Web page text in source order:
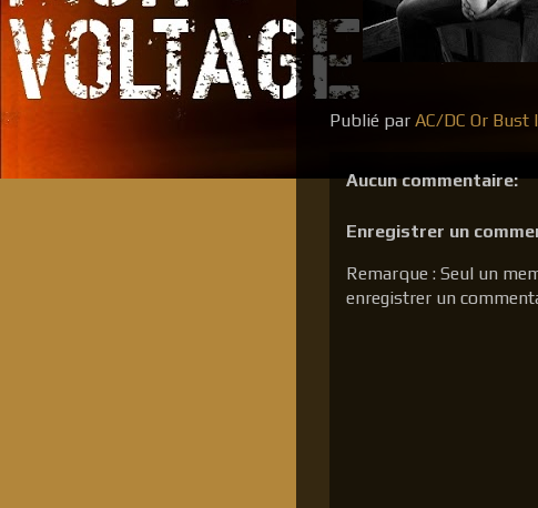
Publié par AC/DC Or Bust
Aucun commentaire:
Enregistrer un
Remarque : Seul un
enregistrer un